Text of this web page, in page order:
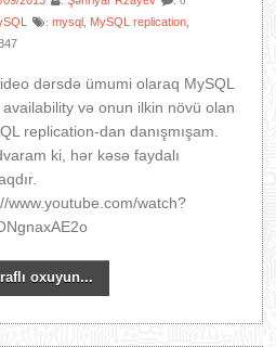
:mysql MySQL replication
dərsdə ümumi olaraq MySQL
availability və onun ilkin növü olan
replication-dan danışmışam.
ki, hər kəsə faydalı
www.youtube.com/watch?
oxuyun...